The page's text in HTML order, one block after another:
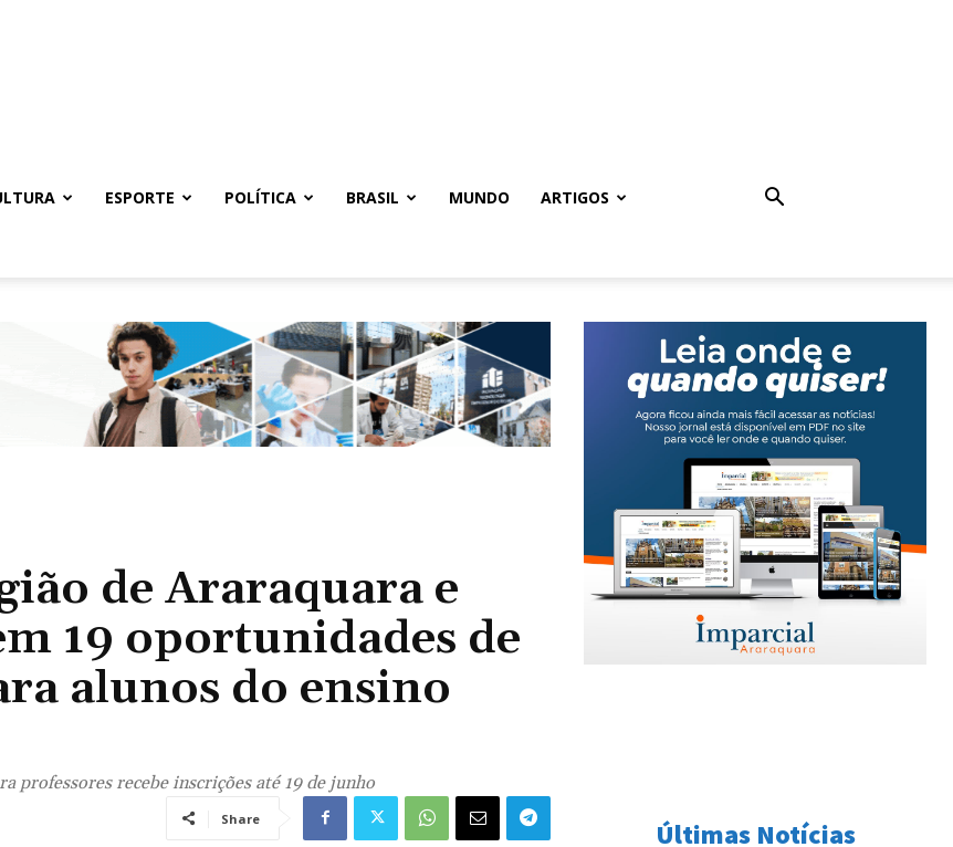
ESPORTE POLÍTICA BRASIL MUNDO ARTIGOS
de Araraquara e
19 oportunidades de
alunos do ensino
professores recebe inscrições até 19 de junho
Share Últimas Notícias